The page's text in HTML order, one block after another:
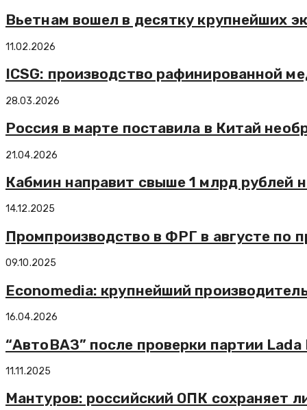
Вьетнам вошел в десятку крупнейших
11.02.2026
ICSG: производство рафинированной
28.03.2026
Россия в марте поставила в Китай
21.04.2026
Кабмин направит свыше 1 млрд рублей
14.12.2025
Промпроизводство в ФРГ в августе по
09.10.2025
Economedia: крупнейший
16.04.2026
“АвтоВАЗ” после проверки партии
11.11.2025
Мантуров: российский ОПК сохраняет